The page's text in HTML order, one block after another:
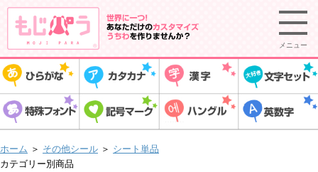
メニュー
ホーム ＞ その他シール ＞ シート単品
カテゴリー別商品